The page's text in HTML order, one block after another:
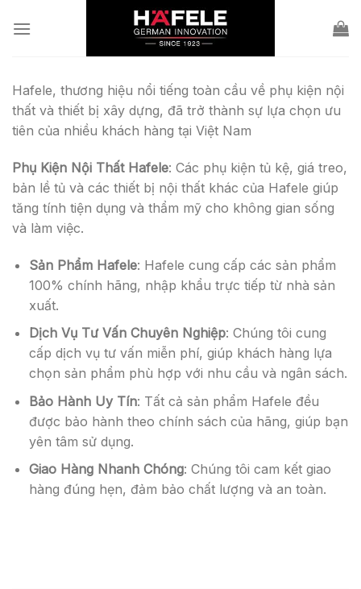
Hafele, thương hiệu nổi tiếng toàn cầu về phụ kiện nội
thất và thiết bị xây dựng, đã trở thành sự lựa chọn ưu
tiên của nhiều khách hàng tại Việt Nam
Phụ Kiện Nội Thất Hafele: Các phụ kiện tủ kệ, giá treo,
bản lề tủ và các thiết bị nội thất khác của Hafele giúp
tăng tính tiện dụng và thẩm mỹ cho không gian sống
và làm việc.
Sản Phẩm Hafele: Hafele cung cấp các sản phẩm
100% chính hãng, nhập khẩu trực tiếp từ nhà sản
xuất.
Dịch Vụ Tư Vấn Chuyên Nghiệp: Chúng tôi cung
cấp dịch vụ tư vấn miễn phí, giúp khách hàng lựa
chọn sản phẩm phù hợp với nhu cầu và ngân sách.
Bảo Hành Uy Tín: Tất cả sản phẩm Hafele đều
được bảo hành theo chính sách của hãng, giúp bạn
yên tâm sử dụng.
Giao Hàng Nhanh Chóng: Chúng tôi cam kết giao
hàng đúng hẹn, đảm bảo chất lượng và an toàn.